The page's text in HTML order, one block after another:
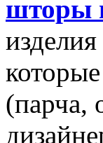
шторы
(парча,